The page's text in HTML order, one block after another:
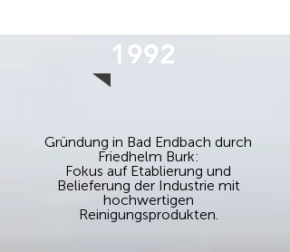
1992
Gründung in Bad Endbach durch
Friedhelm Burk:
Fokus auf Etablierung und
Belieferung der Industrie mit
hochwertigen
Reinigungsprodukten.